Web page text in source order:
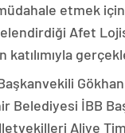
etmek
Afet
katılımıyla
Belediyesi İBB
Aliye